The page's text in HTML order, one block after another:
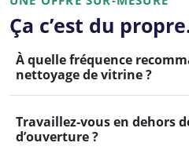
Ça c’est du
À quelle fréquence
nettoyage de vitrine ?
Travaillez-vous en dehors
d’ouverture ?